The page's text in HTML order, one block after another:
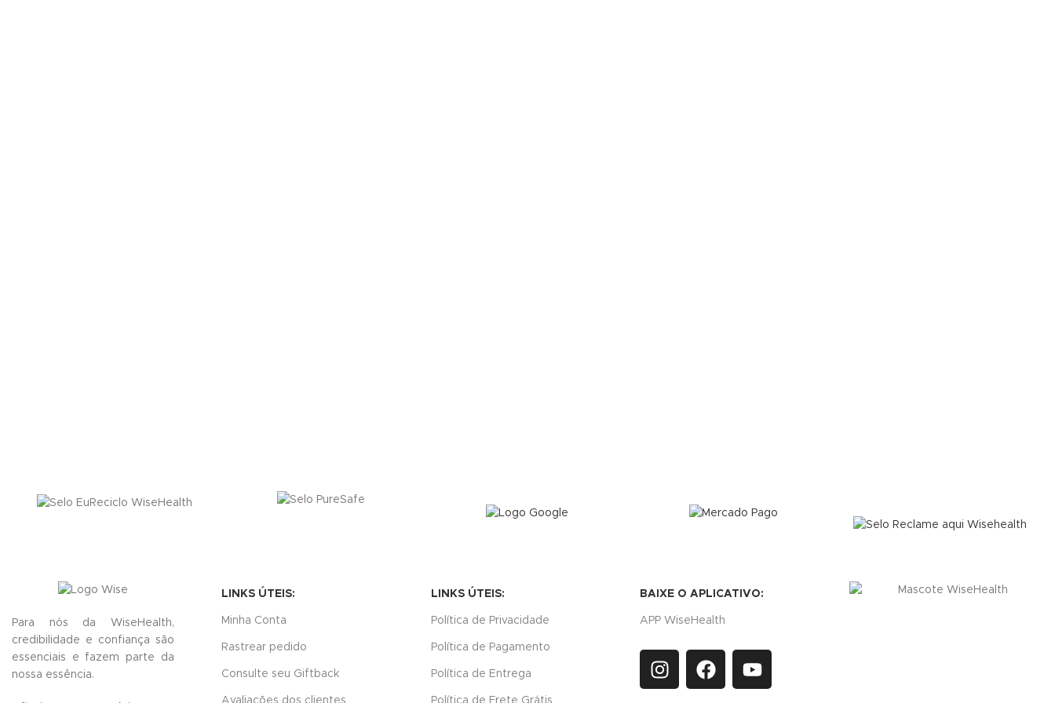
Para nós da WiseHealth,
credibilidade e confiança são
essenciais e fazem parte da
nossa essência.
LINKS ÚTEIS:
Minha Conta
Rastrear pedido
Consulte seu Giftback
LINKS ÚTEIS:
Política de Privacidade
Política de Pagamento
Política de Entrega
BAIXE O APLICATIVO:
APP WiseHealth